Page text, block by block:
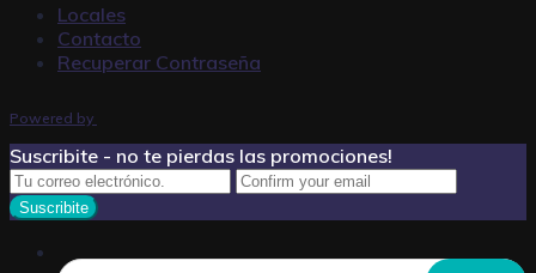
Locales
Contacto
Recuperar Contraseña
Powered by
Suscribite - no te pierdas las promociones!
Búsqueda